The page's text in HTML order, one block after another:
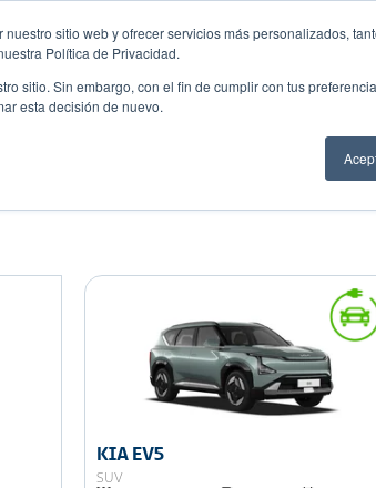
sitio web y ofrecer servicios más personalizados,
Política de Privacidad.
sitio. Sin embargo, con el fin de cumplir con tus
esta decisión de nuevo.
KIA EV5
SUV